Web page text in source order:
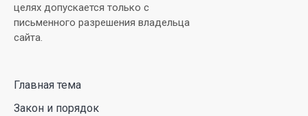
целях допускается только с
письменного разрешения владельца
сайта.
Главная тема
Закон и порядок